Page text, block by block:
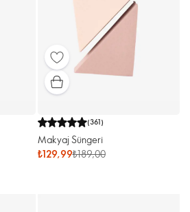
(361)
Makyaj Süngeri
₺129,99₺189,00